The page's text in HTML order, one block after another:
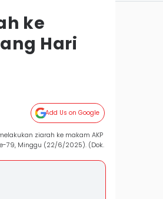
ke
Hari
Add Us on Google
ziarah ke makam AKP
79, Minggu (22/6/2025). (Dok.